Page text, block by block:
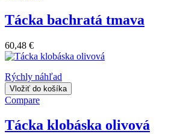
Tácka bachratá tmava
60,48 €
Rýchly náhľad
Vložiť do košíka
Compare
Tácka klobáska olivová